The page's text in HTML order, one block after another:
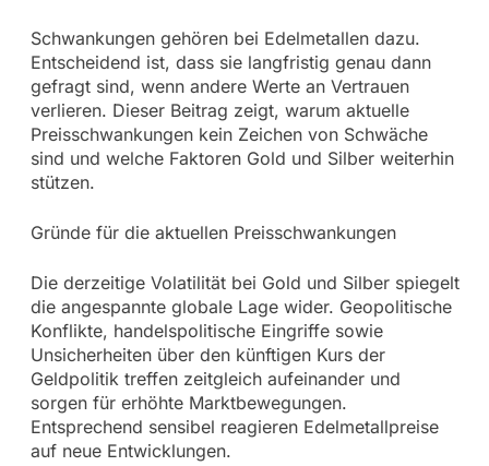
Schwankungen gehören bei Edelmetallen dazu.
Entscheidend ist, dass sie langfristig genau dann
gefragt sind, wenn andere Werte an Vertrauen
verlieren. Dieser Beitrag zeigt, warum aktuelle
Preisschwankungen kein Zeichen von Schwäche
sind und welche Faktoren Gold und Silber weiterhin
stützen.
Gründe für die aktuellen Preisschwankungen
Die derzeitige Volatilität bei Gold und Silber spiegelt
die angespannte globale Lage wider. Geopolitische
Konflikte, handelspolitische Eingriffe sowie
Unsicherheiten über den künftigen Kurs der
Geldpolitik treffen zeitgleich aufeinander und
sorgen für erhöhte Marktbewegungen.
Entsprechend sensibel reagieren Edelmetallpreise
auf neue Entwicklungen.